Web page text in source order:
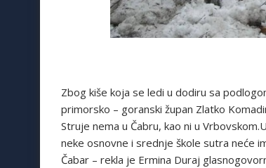
Zbog kiše koja se ledi u dodiru sa
primorsko – goranski župan Zlatko
Struje nema u Čabru, kao ni u
neke osnovne i srednje škole sutra neće
Čabar – rekla je Ermina Duraj